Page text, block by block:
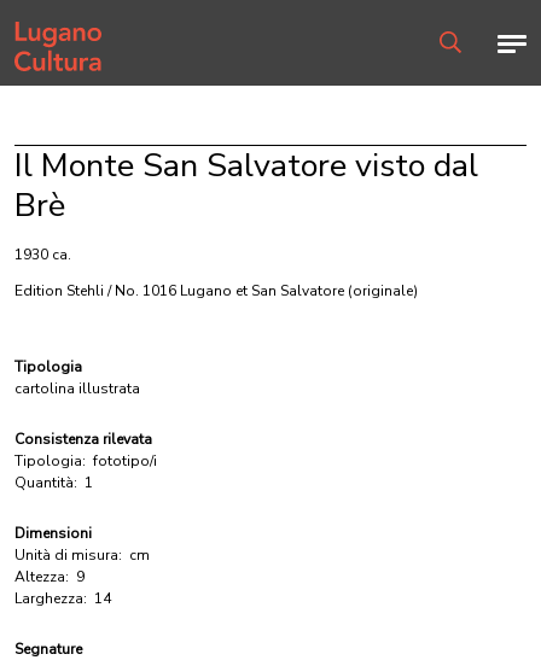
Home page
Il Monte San Salvatore visto dal
Brè
1930 ca.
Edition Stehli / No. 1016 Lugano et San Salvatore (originale)
Tipologia
cartolina illustrata
Consistenza rilevata
Tipologia: fototipo/i
Quantità: 1
Dimensioni
Unità di misura: cm
Altezza: 9
Larghezza: 14
Segnature